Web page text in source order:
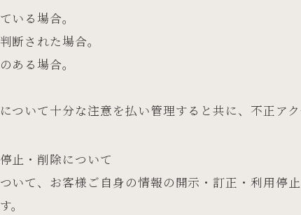
いる場合。
断された場合。
ある場合。
ついて十分な注意を払い管理すると共に、不正ア
止・削除について
いて、お客様ご自身の情報の開示・訂正・利用停
。